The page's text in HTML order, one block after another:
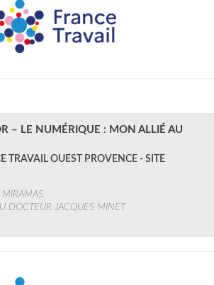
– LE NUMÉRIQUE : MON ALLIÉ AU
TRAVAIL OUEST PROVENCE - SITE
MIRAMAS
DOCTEUR JACQUES MINET